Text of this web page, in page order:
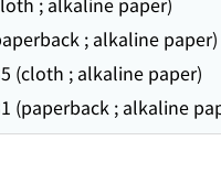
; alkaline paper)
(cloth ; alkaline paper)
(paperback ; alkaline